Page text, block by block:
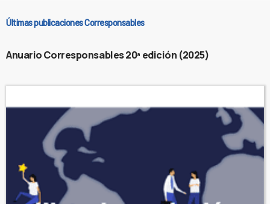
Últimas publicaciones Corresponsables
Anuario Corresponsables 20ª edición (2025)